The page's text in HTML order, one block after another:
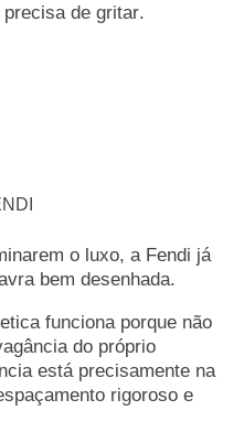
de gritar.
o luxo, a Fendi já
bem desenhada.
funciona porque não
do próprio
está precisamente na
rigoroso e